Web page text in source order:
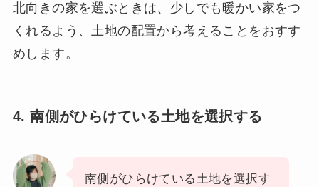
北向きの家を選ぶときは、少しでも暖かい家をつ
くれるよう、土地の配置から考えることをおすす
めします。
4. 南側がひらけている土地を選択する
南側がひらけている土地を選択す